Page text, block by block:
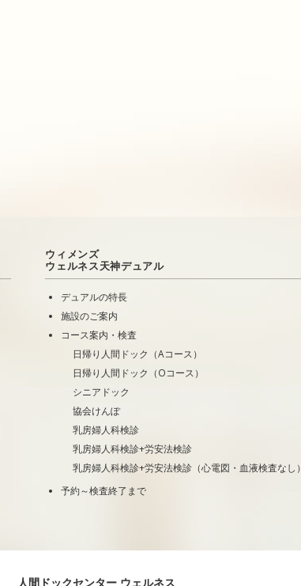
ウィメンズ
ウェルネス天神デュアル
デュアルの特長
施設のご案内
コース案内・検査
日帰り人間ドック（Aコース）
日帰り人間ドック（Oコース）
シニアドック
協会けんぽ
乳房婦人科検診
乳房婦人科検診+労安法検診
乳房婦人科検診+労安法検診（心電図・血液検査なし）
予約～検査終了まで
人間ドックセンター ウェルネス